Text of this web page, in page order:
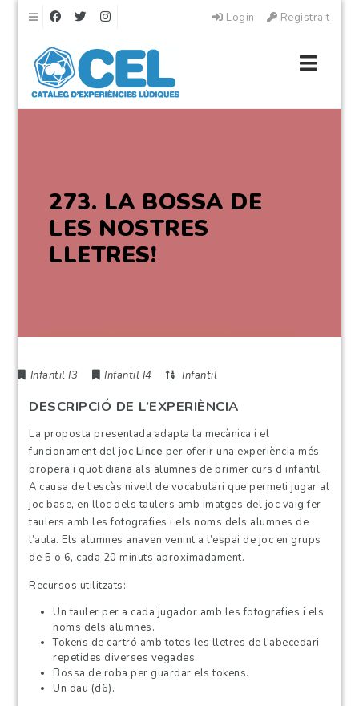
Navigation Login Registra't
273. LA BOSSA DE
LES NOSTRES
LLETRES!
Infantil I3 Infantil I4 Infantil
DESCRIPCIÓ DE L’EXPERIÈNCIA
La proposta presentada adapta la mecànica i el
funcionament del joc Lince per oferir una experiència més
propera i quotidiana als alumnes de primer curs d’infantil.
A causa de l’escàs nivell de vocabulari que permeti jugar al
joc base, en lloc dels taulers amb imatges del joc vaig fer
taulers amb les fotografies i els noms dels alumnes de
l’aula. Els alumnes anaven venint a l’espai de joc en grups
de 5 o 6, cada 20 minuts aproximadament.
Recursos utilitzats:
Un tauler per a cada jugador amb les fotografies i els
noms dels alumnes.
Tokens de cartró amb totes les lletres de l’abecedari
repetides diverses vegades.
Bossa de roba per guardar els tokens.
Un dau (d6).